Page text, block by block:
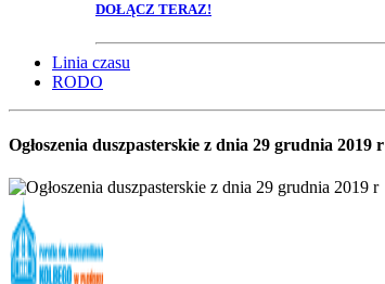
DOŁĄCZ TERAZ!
Linia czasu
RODO
Ogłoszenia duszpasterskie z dnia 29 grudnia 2019 r